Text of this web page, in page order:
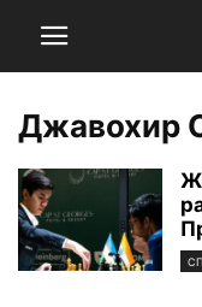
Джавохир